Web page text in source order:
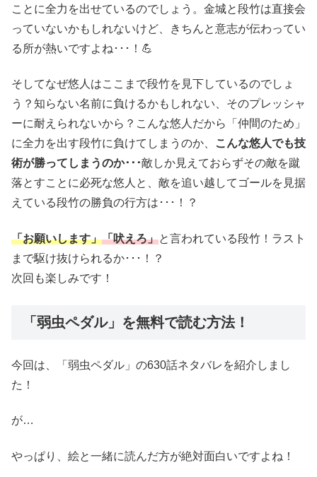
ことに全力を出せているのでしょう。金城と段竹は直接会
っていないかもしれないけど、きちんと意志が伝わってい
る所が熱いですよね･･･！💪
そしてなぜ悠人はここまで段竹を見下しているのでしょ
う？知らない名前に負けるかもしれない、そのプレッシャ
ーに耐えられないから？こんな悠人だから「仲間のため」
に全力を出す段竹に負けてしまうのか、
こんな悠人でも技
術が勝ってしまうのか･･･敵しか見えておらずその敵を蹴
落とすことに必死な悠人と、敵を追い越してゴールを見据
えている段竹の勝負の行方は･･･！？
「お願いします」「吠えろ」と言われている段竹！ラスト
まで駆け抜けられるか･･･！？
次回も楽しみです！
「弱虫ペダル」を無料で読む方法！
今回は、「弱虫ペダル」の630話ネタバレを紹介しまし
た！
が…
やっぱり、絵と一緒に読んだ方が絶対面白いですよね！